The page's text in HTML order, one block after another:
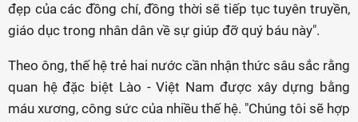
đẹp của các đồng chí, đồng thời sẽ tiếp tục tuyên truyền,
giáo dục trong nhân dân về sự giúp đỡ quý báu này".
Theo ông, thế hệ trẻ hai nước cần nhận thức sâu sắc rằng
quan hệ đặc biệt Lào - Việt Nam được xây dựng bằng
máu xương, công sức của nhiều thế hệ. "Chúng tôi sẽ hợp